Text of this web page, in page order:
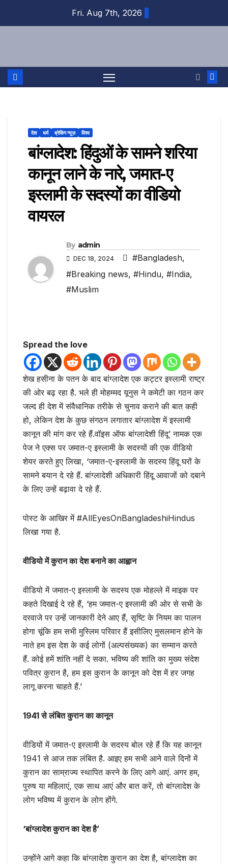
Fri. Aug 7th, 2026
देश धर्म ब्रेकिंग न्यूज़ विश्व
बांग्लादेश: हिंदुओं के सामने शरिया
कानून लाने के नारे, जमात-ए
इस्लामी के सदस्यों का वीडियो
वायरल
By admin
DEC 18, 2024 #Bangladesh,
#Breaking news, #Hindu, #India,
#Muslim
Spread the love
शेख हसीना के पतन के बाद बांग्लादेश एक कट्टर इस्लामी राष्ट्र
की ओर बढ़ रहा है. भले ही मोहम्मद यूनुस ने कमेटी का गठन कर
जल्द ही देश में संवैधानिक तरीके से चुनाव कराने की बात कही
हो, लेकिन देश के कुछ संगठन लगातार बांग्लादेश में इस्लामी
कानून की मांग कर रहे हैं.वॉइस ऑफ बांग्लादेशी हिंदू’ नामक एक
पेज ने एक्स पर जमात-ए इस्लामी के सदस्यों की एक वीडियो
शेयर करते हुए लिखा, ‘जमात-ए-इस्लामी के सदस्य हिंदू घरों के
सामने बयान दे रहे हैं. बांग्लादेशी अधिकारी हिंदू आवाजों को दबाने
के लिए उन्हें बढ़ावा दे रहे हैं.
पोस्ट के आखिर में #AllEyesOnBangladeshiHindus
लिखा गया है.
वीडियो में कुरान का देश बनाने का आह्वान
वीडियो में जमात-ए इस्लामी के सदस्य एक मोहल्ले में माइक पर
कहते दिखाई दे रहे हैं, ‘हम जमात-ए इस्लामी की ओर से सभी के
दरवाजे पर उन्हें जानकारी देने आए हैं, सृष्टि के नियम का पालन
होगा चूंकि हम सभी मुस्लिम परिवार हैं इसीलिए मुसलमान होने के
नाते हम इस देश के कई लोगों (अल्पसंख्यक) का सम्मान करते
हैं. कोई हमें शांति नहीं दे सका. भविष्य की शांति का मुख्य संदेश
पवित्र कुरान है, हम इस कुरान के कानून को देश में हर जगह
लागू करना चाहते हैं.’
1941 से लंबित कुरान का कानून
वीडियों में जमात-ए इस्लामी के सदस्य बोल रहे हैं कि यह कानून
1941 से आज तक लंबित है. आइए हम सभी आने वाले दिनों में
कुरान का साम्राज्य स्थापित करने के लिए आगे आएं. अगर हम,
पुरुष या महिलाएं, एक साथ आएं और बात करें, तो बांग्लादेश के
लोग भविष्य में कुरान के लोग होंगे.
‘बांग्लादेश कुरान का देश है’
उन्होंने आगे कहा कि बांग्लादेश कुरान का देश है, बांग्लादेश का